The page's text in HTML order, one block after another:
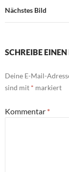
Nächstes Bild
SCHREIBE
Deine E-Mail-
sind mit * markiert
Kommentar *